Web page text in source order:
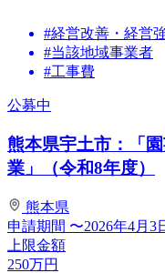
#経営改善・経営
#当該地域事業者
#工事費
公募中
熊本県宇土市：「
業」（令和8年度）
熊本県
申請期間 〜2026年4月3
上限金額
250万円